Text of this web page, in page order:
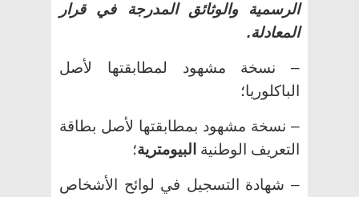
الرسمية والوثائق المدرجة في قرار
المعادلة.
– نسخة مشهود لمطابقتها لأصل
الباكلوريا؛
– نسخة مشهود بمطابقتها لأصل بطاقة
التعريف الوطنية البيومترية؛
– شهادة التسجيل في لوائح الأشخاص